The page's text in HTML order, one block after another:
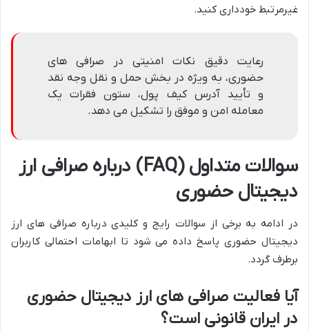
غیرمرتبط خودداری کنید.
رعایت دقیق نکات امنیتی در صرافی های
حضوری، به ویژه در بخش حمل و نقل وجه نقد
و تأیید آدرس کیف پول، ستون فقرات یک
معامله امن و موفق را تشکیل می دهد.
سوالات متداول (FAQ) درباره صرافی ارز
دیجیتال حضوری
در ادامه به برخی از سوالات رایج و کلیدی درباره صرافی های ارز
دیجیتال حضوری پاسخ داده می شود تا ابهامات احتمالی کاربران
برطرف گردد.
آیا فعالیت صرافی های ارز دیجیتال حضوری
در ایران قانونی است؟